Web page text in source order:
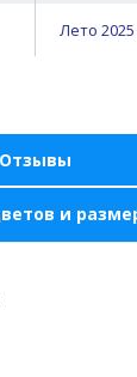
Лето 2025
Отзывы
и